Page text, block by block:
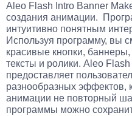
Aleo Flash Intro Banner
создания анимации.
интуитивно понятным
Используя программу, вы
красивые кнопки,
тексты и ролики. Aleo
предоставляет
разнообразных эффектов,
анимации не повторный
программы можно